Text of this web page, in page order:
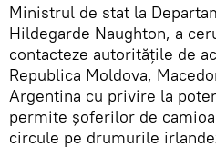
Ministrul de stat la
Hildegarde Naughton, a
contacteze autoritățile de
Republica Moldova,
Argentina cu privire la
permite șoferilor de
circule pe drumurile